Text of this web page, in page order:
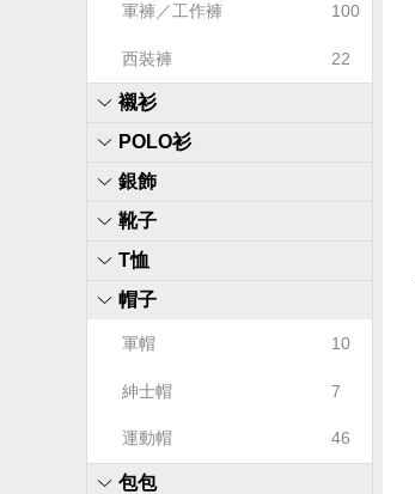
軍褲／工作褲 100
西裝褲 22
襯衫
POLO衫
銀飾
靴子
T恤
帽子
軍帽 10
紳士帽 7
運動帽 46
包包